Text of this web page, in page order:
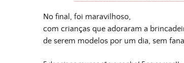
No final, foi maravilhoso,
com crianças que adoraram a
de serem modelos por um dia, sem